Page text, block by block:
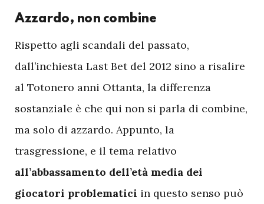
Azzardo, non combine
Rispetto agli scandali del passato,
dall’inchiesta Last Bet del 2012 sino a risalire
al Totonero anni Ottanta, la differenza
sostanziale è che qui non si parla di combine,
ma solo di azzardo. Appunto, la
trasgressione, e il tema relativo
all’abbassamento dell’età media dei
giocatori problematici in questo senso può